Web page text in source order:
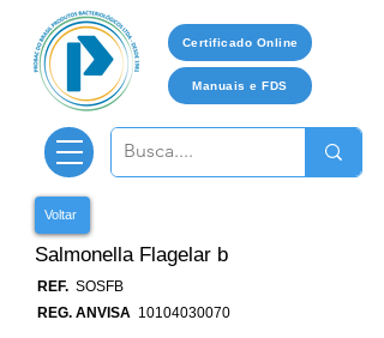
Certificado Online
Manuais e FDS
Voltar
Salmonella Flagelar b
REF. SOSFB
REG. ANVISA 10104030070